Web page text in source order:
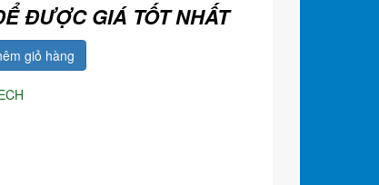
ĐƯỢC GIÁ TỐT NHẤT
giỏ hàng